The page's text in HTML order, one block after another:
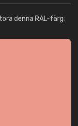
denna RAL-färg: